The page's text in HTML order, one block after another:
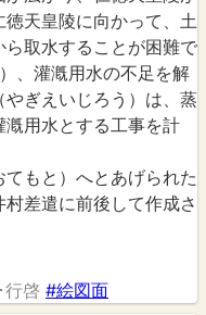
天皇陵に向かって、土
取水することが困難で
、灌漑用水の不足を解
ぎえいじろう）は、蒸
用水とする工事を計
もと）へとあげられた
差遣に前後して作成さ
行啓 #絵図面